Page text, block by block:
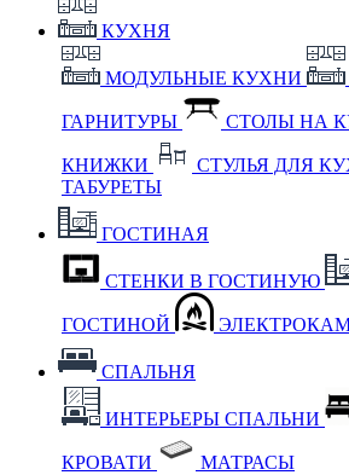
КУХНЯ
МОДУЛЬНЫЕ КУХНИ
ГАРНИТУРЫ СТОЛЫ НА
КНИЖКИ
СТУЛЬЯ ДЛЯ
ТАБУРЕТЫ
ГОСТИНАЯ
СТЕНКИ В ГОСТИНУЮ
ГОСТИНОЙ
СПАЛЬНЯ
ИНТЕРЬЕРЫ СПАЛЬНИ
КРОВАТИ МАТРАСЫ